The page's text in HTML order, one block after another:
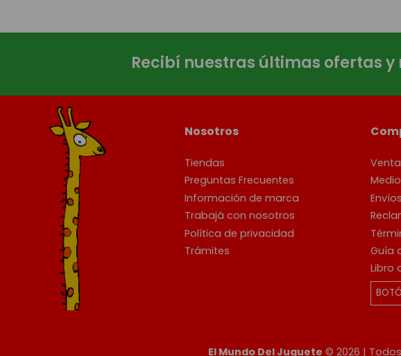
Recibí nuestras últimas ofertas y
Nosotros
Tiendas
Preguntas Frecuentes
Información de marca
Trabajá con nosotros
Política de privacidad
Trámites
Envíos
Guía
Libro
El Mundo Del Juguete © 2026 |